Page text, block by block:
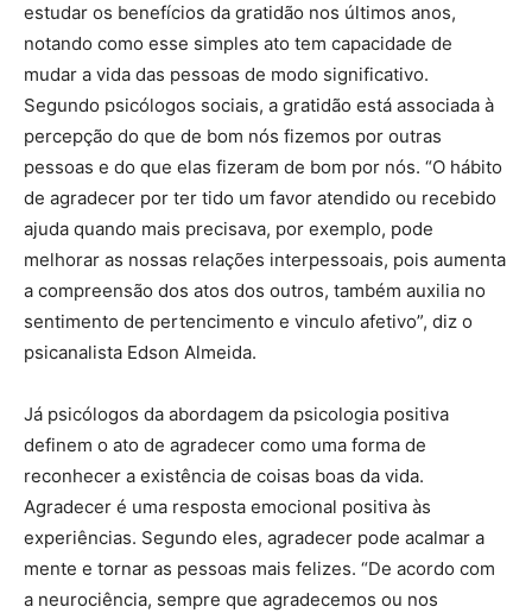
estudar os benefícios da gratidão nos últimos anos,
notando como esse simples ato tem capacidade de
mudar a vida das pessoas de modo significativo.
Segundo psicólogos sociais, a gratidão está associada à
percepção do que de bom nós fizemos por outras
pessoas e do que elas fizeram de bom por nós. “O hábito
de agradecer por ter tido um favor atendido ou recebido
ajuda quando mais precisava, por exemplo, pode
melhorar as nossas relações interpessoais, pois aumenta
a compreensão dos atos dos outros, também auxilia no
sentimento de pertencimento e vinculo afetivo”, diz o
psicanalista Edson Almeida.
Já psicólogos da abordagem da psicologia positiva
definem o ato de agradecer como uma forma de
reconhecer a existência de coisas boas da vida.
Agradecer é uma resposta emocional positiva às
experiências. Segundo eles, agradecer pode acalmar a
mente e tornar as pessoas mais felizes. “De acordo com
a neurociência, sempre que agradecemos ou nos